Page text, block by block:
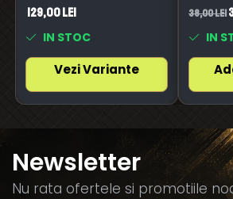
129,00 Lei
IN STOC
Vezi Variante
38,00 Lei
IN
Newsletter
Nu rata ofertele si promotiile